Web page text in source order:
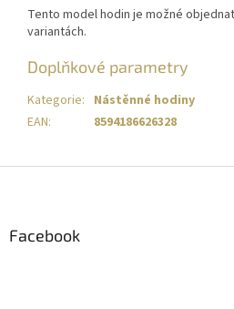
Tento model hodin je možné
variantách.
Doplňkové parametry
Kategorie: Nástěnné hodiny
EAN: 8594186626328
Facebook